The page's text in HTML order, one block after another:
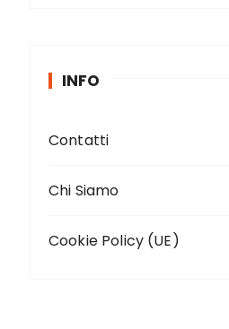
INFO
Contatti
Chi Siamo
Cookie Policy (UE)